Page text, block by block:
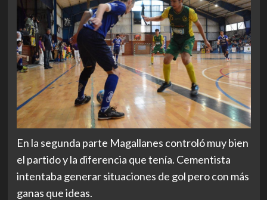
En la segunda parte Magallanes controló muy bien
el partido y la diferencia que tenía. Cementista
intentaba generar situaciones de gol pero con más
ganas que ideas.